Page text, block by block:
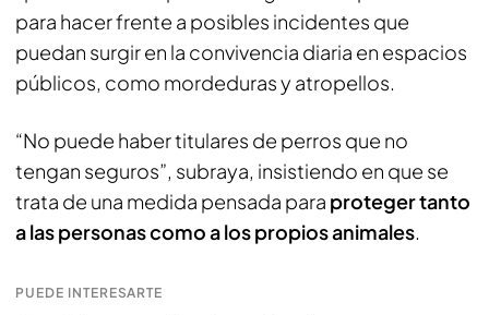
para hacer frente a posibles incidentes que
puedan surgir en la convivencia diaria en espacios
públicos, como mordeduras y atropellos.
“No puede haber titulares de perros que no
tengan seguros”, subraya, insistiendo en que se
trata de una medida pensada para proteger tanto
a las personas como a los propios animales.
PUEDE INTERESARTE